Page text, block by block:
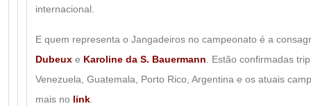
internacional.
E quem representa o Jangadeiros no campeonato é a
Dubeux e Karoline da S. Bauermann . Estão confirmadas
Venezuela, Guatemala, Porto Rico, Argentina e os atuais
mais no link